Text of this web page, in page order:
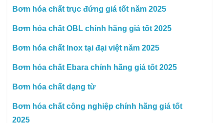
Bơm hóa chất trục đứng giá tốt năm 2025
Bơm hóa chất OBL chính hãng giá tốt 2025
Bơm hóa chất Inox tại đại việt năm 2025
Bơm hóa chất Ebara chính hãng giá tốt 2025
Bơm hóa chất dạng từ
Bơm hóa chất công nghiệp chính hãng giá tốt
2025